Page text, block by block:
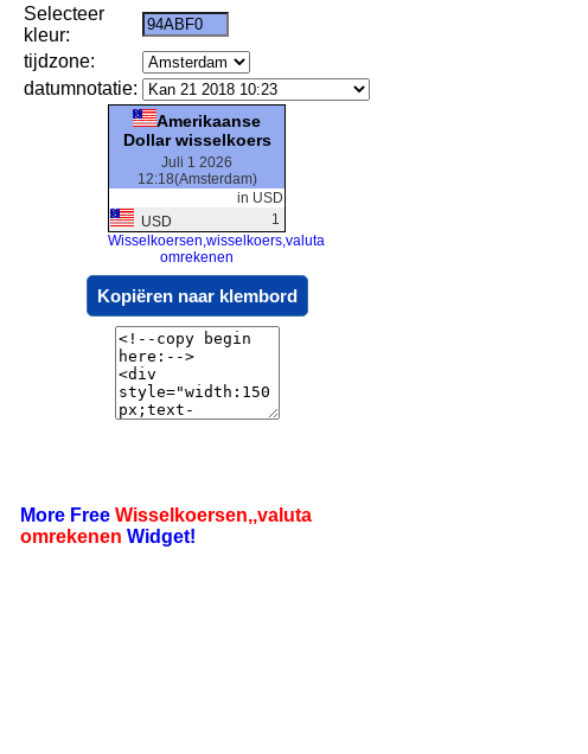
Selecteer
kleur:
tijdzone:
datumnotatie:
Amerikaanse
Dollar wisselkoers
Juli 1 2026
12:18(Amsterdam)
in USD
USD
1
Wisselkoersen,wisselkoers,valuta
omrekenen
Kopiëren naar klembord
More Free Wisselkoersen,,valuta
omrekenen Widget!